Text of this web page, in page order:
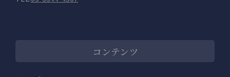
コンテンツ